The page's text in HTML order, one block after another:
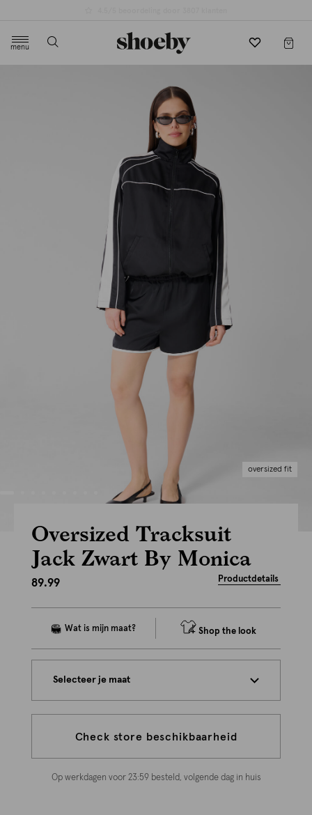
menu
oversized fit
Oversized Tracksuit
Jack Zwart By Monica
89.99 Productdetails
Shop the look
Selecteer je maat
Check store beschikbaarheid
Op werkdagen voor 23:59 besteld, volgende dag in huis